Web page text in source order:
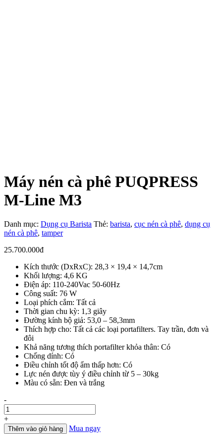
Máy nén cà phê PUQPRESS
M-Line M3
Danh mục: Dụng cụ Barista Thẻ: barista, cục nén cà phê, dụng cụ
nén cà phê, tamper
25.700.000đ
Kích thước (DxRxC): 28,3 × 19,4 × 14,7cm
Khối lượng: 4,6 KG
Điện áp: 110-240Vac 50-60Hz
Công suất: 76 W
Loại phích cắm: Tất cả
Thời gian chu kỳ: 1,3 giây
Đường kính bộ giả: 53,0 – 58,3mm
Thích hợp cho: Tất cả các loại portafilters. Tay trần, đơn và
đôi
Khả năng tương thích portafilter khỏa thân: Có
Chống dính: Có
Điều chỉnh tốt độ ẩm thấp hơn: Có
Lực nén được tùy ý điều chỉnh từ 5 – 30kg
Màu có sẵn: Đen và trắng
Số
lượng
-
+
Thêm vào giỏ hàng Mua ngay